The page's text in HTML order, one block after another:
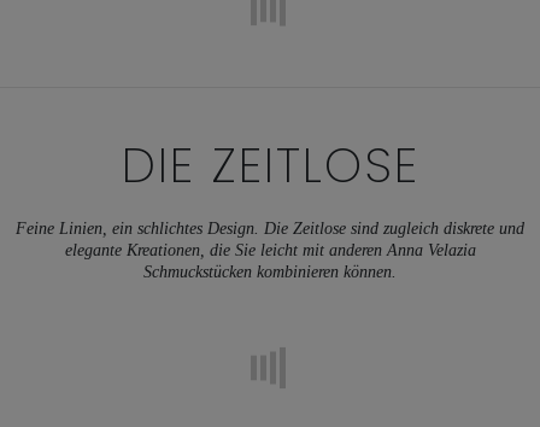
DIE ZEITLOSE
Feine Linien, ein schlichtes Design. Die Zeitlose sind zugleich diskrete und
elegante Kreationen, die Sie leicht mit anderen Anna Velazia
Schmuckstücken kombinieren können.